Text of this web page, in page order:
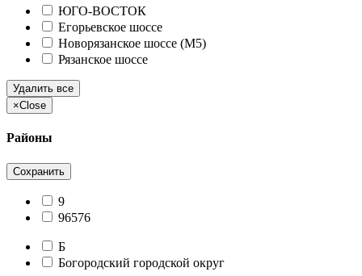
ЮГО-ВОСТОК
Егорьевское шоссе
Новорязанское шоссе (М5)
Рязанское шоссе
Удалить все
×Close
Районы
Сохранить
9
96576
Б
Богородский городской округ